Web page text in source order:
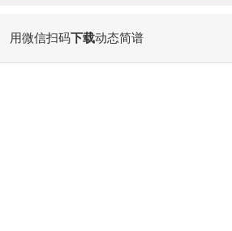
用微信扫码下载动态简谱